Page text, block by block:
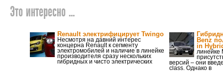
Это интересно ...
Renault электрифицирует Twingo
Несмотря на давний интерес
концерна Renault к сегменту
электромобилей и наличие в линейке
производителя сразу нескольких
гибридных и чисто электрических
Benz
in
линейке
версий – они
class. Однако в